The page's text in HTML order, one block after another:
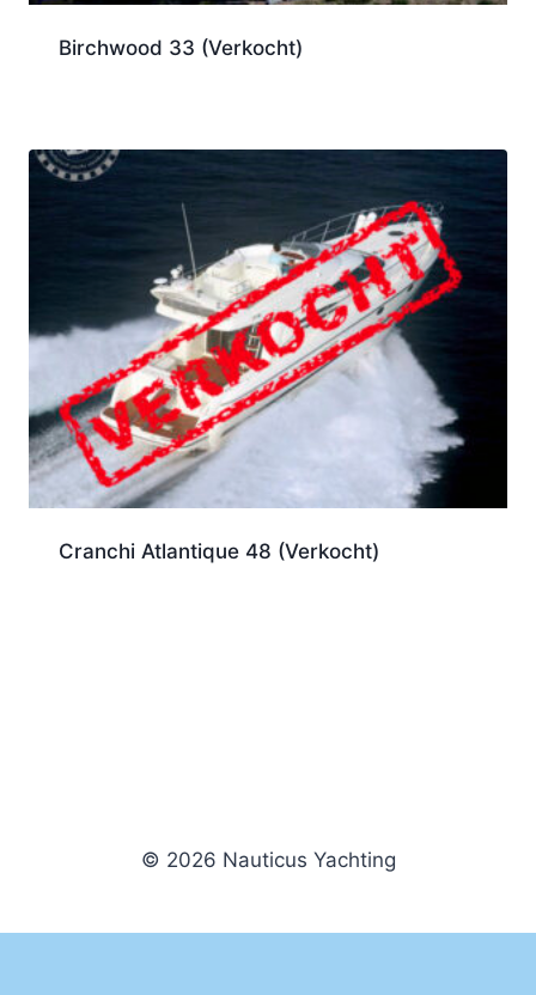
Birchwood 33 (Verkocht)
Cranchi Atlantique 48 (Verkocht)
© 2026 Nauticus Yachting